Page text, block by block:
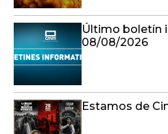
Último boletín
08/08/2026
Estamos de